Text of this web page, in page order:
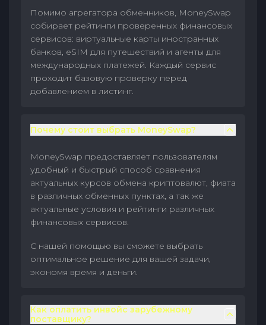
Помимо агрегатора обменников, MoneySwap
собирает рейтинги проверенных финансовых
сервисов: виртуальные карты иностранных
банков, eSIM для путешествий и агенты для
международных платежей. Каждый сервис
проходит базовую проверку перед
добавлением в листинг.
Почему стоит выбрать MoneySwap?
MoneySwap предоставляет пользователям
удобный и быстрый способ сравнения
актуальных курсов обмена криптовалют, фиата
в различных обменных пунктах, а так же
актуальные условия и рейтинги различных
финансовых сервисов.
С нашей помощью вы сможете выбрать
оптимальное решение для вашей задачи,
экономя время и деньги.
Как оплатить инвойс зарубежному
поставщику?